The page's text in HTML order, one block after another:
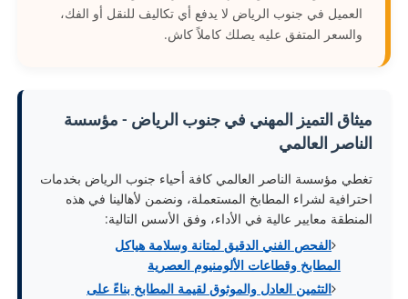
العميل في جنوب الرياض لا يدفع أي تكاليف للنقل أو الفك،
والسعر المتفق عليه يصلك كاملاً كاش.
ميثاق التميز المهني في جنوب الرياض - مؤسسة
الناصر العالمي
تغطي مؤسسة الناصر العالمي كافة أحياء جنوب الرياض بخدمات
احترافية لشراء المطابخ المستعملة، ونضمن لأهالينا في هذه
المنطقة معايير عالية في الأداء، وفق الأسس التالية:
الفحص الفني الدقيق لمتانة وسلامة هياكل
المطابخ وقطاعات الألومنيوم العصرية
التثمين العادل والموثوق لقيمة المطابخ بناءً على